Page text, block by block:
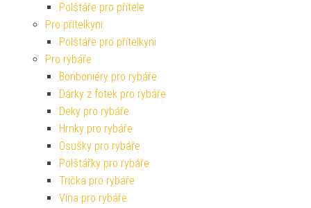
Polštáře pro přítele
Pro přítelkyni
Polštáře pro přítelkyni
Pro rybáře
Bonboniéry pro rybáře
Dárky z fotek pro rybáře
Deky pro rybáře
Hrnky pro rybáře
Osušky pro rybáře
Polštářky pro rybáře
Trička pro rybáře
Vína pro rybáře